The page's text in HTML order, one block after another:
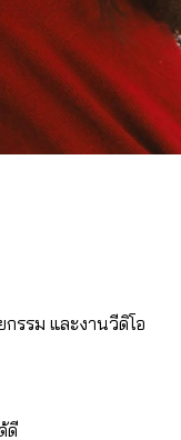
รรม และงานวีดิโอ
ดี